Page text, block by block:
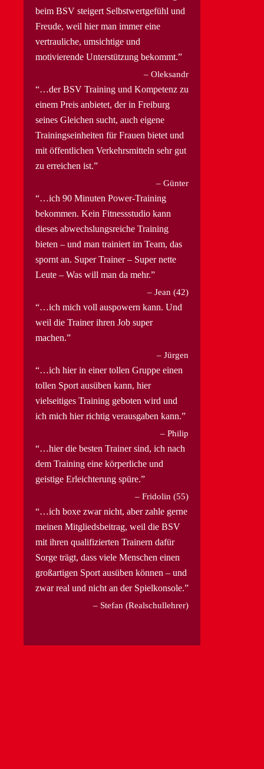
beim BSV steigert Selbstwertgefühl und
Freude, weil hier man immer eine
vertrauliche, umsichtige und
motivierende Unterstützung bekommt.
Oleksandr
…der BSV Training und Kompetenz zu
einem Preis anbietet, der in Freiburg
seines Gleichen sucht, auch eigene
Trainingseinheiten für Frauen bietet und
mit öffentlichen Verkehrsmitteln sehr gut
zu erreichen ist.
Günter
…ich 90 Minuten Power-Training
bekommen. Kein Fitnessstudio kann
dieses abwechslungsreiche Training
bieten – und man trainiert im Team, das
spornt an. Super Trainer – Super nette
Leute – Was will man da mehr.
Jean (42)
…ich mich voll auspowern kann. Und
weil die Trainer ihren Job super
machen.
Jürgen
…ich hier in einer tollen Gruppe einen
tollen Sport ausüben kann, hier
vielseitiges Training geboten wird und
ich mich hier richtig verausgaben kann.
Philip
…hier die besten Trainer sind, ich nach
dem Training eine körperliche und
geistige Erleichterung spüre.
Fridolin (55)
…ich boxe zwar nicht, aber zahle gerne
meinen Mitgliedsbeitrag, weil die BSV
mit ihren qualifizierten Trainern dafür
Sorge trägt, dass viele Menschen einen
großartigen Sport ausüben können – und
zwar real und nicht an der Spielkonsole.
Stefan (Realschullehrer)